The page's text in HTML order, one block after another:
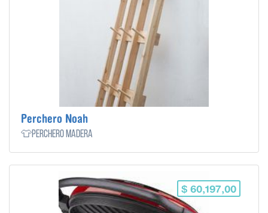
Perchero Noah
👕Perchero madera
$ 60,197,00